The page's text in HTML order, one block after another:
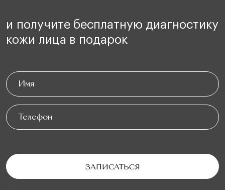
и получите бесплатную диагностику
кожи лица в подарок